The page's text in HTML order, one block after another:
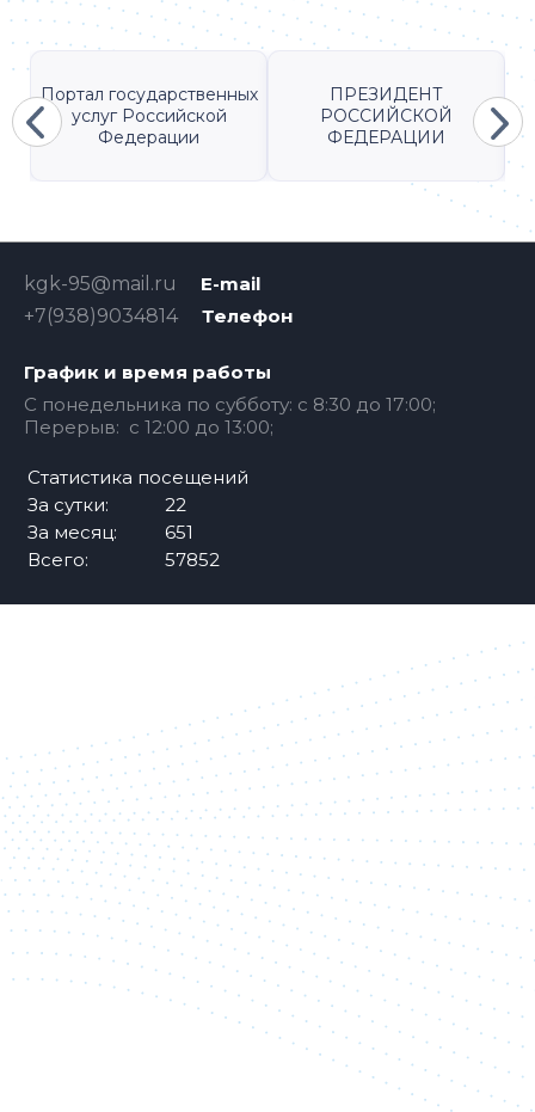
Портал государственных
услуг Российской
Федерации
ПРЕЗИДЕНТ
РОССИЙСКОЙ
ФЕДЕРАЦИИ
E-mail
kgk-95@mail.ru
Телефон
+7(938)9034814
График и время работы
С понедельника по субботу: с 8:30 до 17:00;
Перерыв: с 12:00 до 13:00;
Статистика посещений
За сутки:
22
За месяц:
651
Всего:
57852